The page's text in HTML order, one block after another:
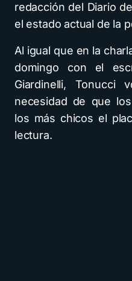
redacción del Diario
el estado actual de la
Al igual que en la
domingo con el
Giardinelli, Tonucci
necesidad de que
los más chicos el
lectura.